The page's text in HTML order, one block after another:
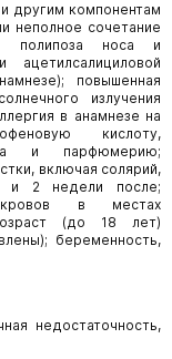
другим компонентам
неполное сочетание
полипоза носа и
повышенная
излучения
в анамнезе на
кислоту,
и парфюмерию;
включая солярий,
и 2 недели после;
в местах
(до 18 лет)
беременность,
недостаточность,